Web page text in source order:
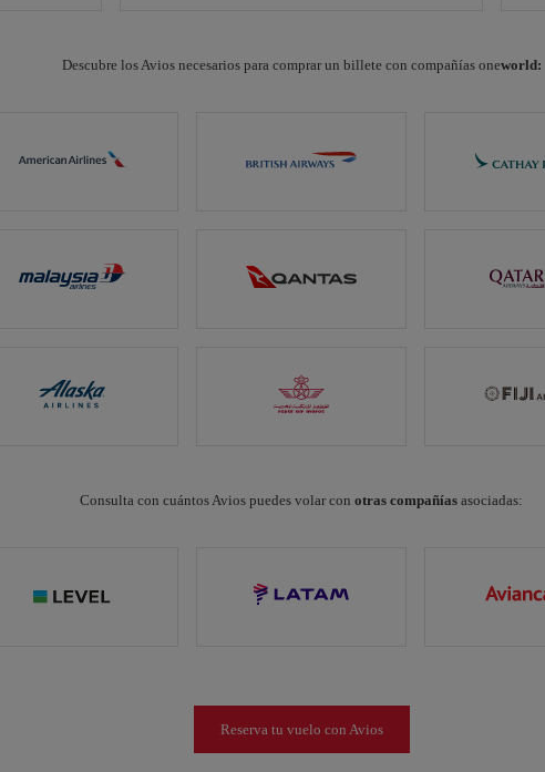
Descubre los Avios necesarios para comprar un billete con compañías oneworld:
Consulta con cuántos Avios puedes volar con otras compañías asociadas:
Reserva tu vuelo con Avios